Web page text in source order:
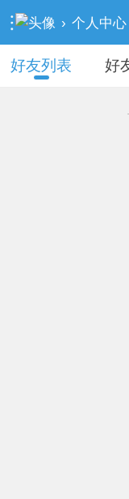
› 个人中心
好友列表 好